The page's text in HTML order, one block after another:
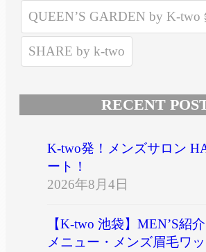
QUEEN’S GARDEN by K-two
SHARE by k-two
RECENT
K-two発！メンズサロン
ート！
2026年8月4日
【K-two 池袋】MEN’S紹
メニュー・メンズ眉毛ワ